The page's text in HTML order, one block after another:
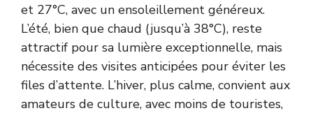
et 27°C, avec un ensoleillement généreux.
L’été, bien que chaud (jusqu’à 38°C), reste
attractif pour sa lumière exceptionnelle, mais
nécessite des visites anticipées pour éviter les
files d’attente. L’hiver, plus calme, convient aux
amateurs de culture, avec moins de touristes,